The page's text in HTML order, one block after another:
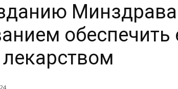
обеспечить